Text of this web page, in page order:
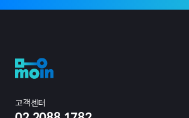
고객센터